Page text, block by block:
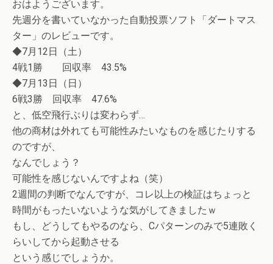
おはようございます。
先週分を書いていなかった自動投票ソフト「ダートマス
ター」のレビューです。
◆7月12日（土）
4戦1勝 回収率 43.5%
◆7月13日（日）
6戦3勝 回収率 47.6%
と、低空飛行ぶりは変わらず…
他の商材は外れても可能性みたいなものを感じたりする
のですが、
なんでしょう？
可能性を感じないんですよね（笑）
2週間の判断でなんですが、コレ以上の検証はちょっと
時間がもったいないような気がしてきましたｗ
もし、どうしてもやるのなら、Cパターンのみで5連敗く
らいしてから起動させる
という感じでしょうか。